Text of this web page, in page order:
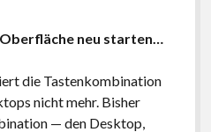
neu starten…
die Tastenkombination
nicht mehr. Bisher
— den Desktop,